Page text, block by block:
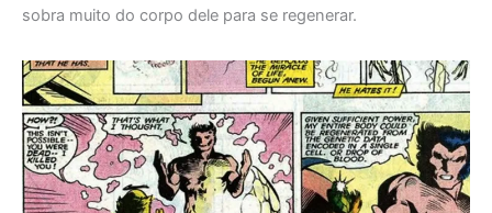
sobra muito do corpo dele para se regenerar.